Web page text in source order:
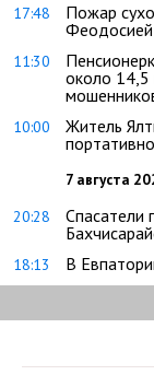
17:48
Пожар
Феодосией
11:30
около 14,5
10:00
Житель
7 августа
20:28
Спасатели
18:13 В